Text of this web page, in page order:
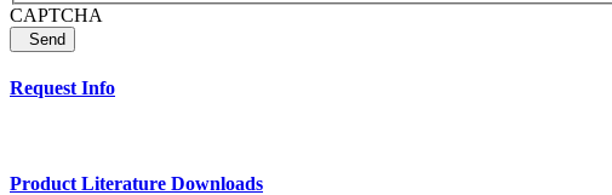
CAPTCHA
Send
Request Info
Product Literature Downloads